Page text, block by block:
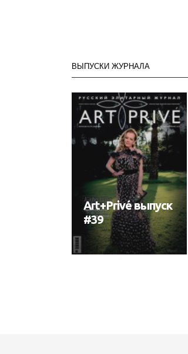
ВЫПУСКИ ЖУРНАЛА
Art+Privé выпуск
#39